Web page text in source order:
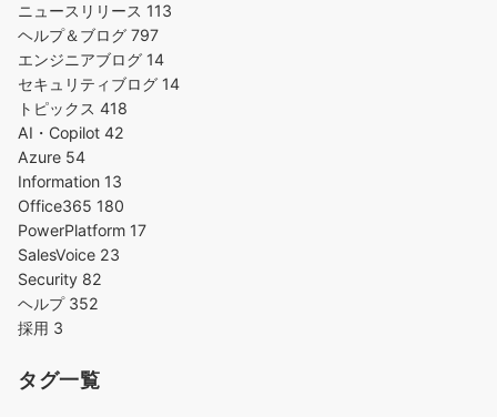
ニュースリリース 113
ヘルプ＆ブログ 797
エンジニアブログ 14
セキュリティブログ 14
トピックス 418
AI・Copilot 42
Azure 54
Information 13
Office365 180
PowerPlatform 17
SalesVoice 23
Security 82
ヘルプ 352
採用 3
タグ一覧